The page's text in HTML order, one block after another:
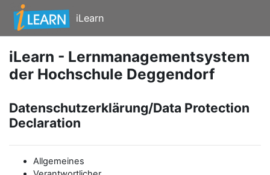
Zum Hauptinhalt
iLearn
iLearn - Lernmanagementsystem
der Hochschule Deggendorf
Datenschutzerklärung/Data Protection
Declaration
Allgemeines